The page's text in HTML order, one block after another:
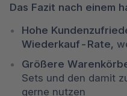
Das Fazit nach einem
Hohe
Wiederkauf-Rate,
Größere
Sets und den damit
gerne nutzen